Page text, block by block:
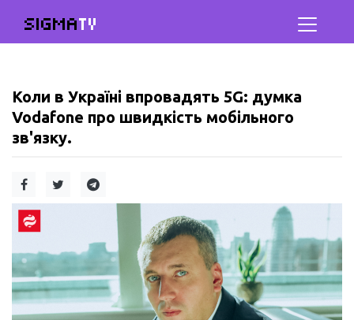
SIGMATV
Коли в Україні впровадять 5G: думка
Vodafone про швидкість мобільного
зв'язку.